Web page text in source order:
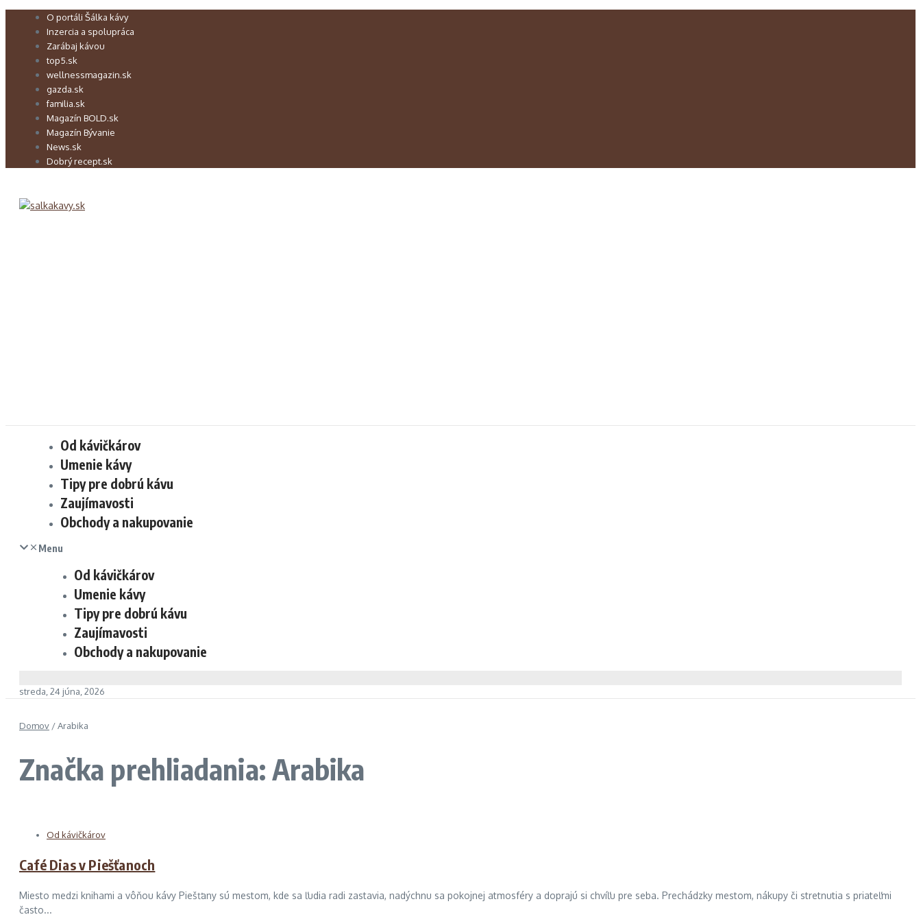
Preskočiť O portáli Šálka kávy
Inzercia a spolupráca
Zarábaj kávou
top5.sk
wellnessmagazin.sk
gazda.sk
familia.sk
Magazín BOLD.sk
Magazín Bývanie
News.sk
Dobrý recept.sk
Od kávičkárov
Umenie kávy
Tipy pre dobrú kávu
Zaujímavosti
Obchody a nakupovanie
Menu
Od kávičkárov
Umenie kávy
Tipy pre dobrú kávu
Zaujímavosti
Obchody a nakupovanie
streda, 24 júna, 2026
Domov /Arabika
Značka prehliadania: Arabika
Od kávičkárov
Café Dias v Piešťanoch
Miesto medzi knihami a vôňou kávy Piešťany sú mestom, kde sa ľudia radi zastavia, nadýchnu sa pokojnej atmosféry a doprajú si chvíľu pre seba. Prechádzky mestom, nákupy či stretnutia s priateľmi
často...